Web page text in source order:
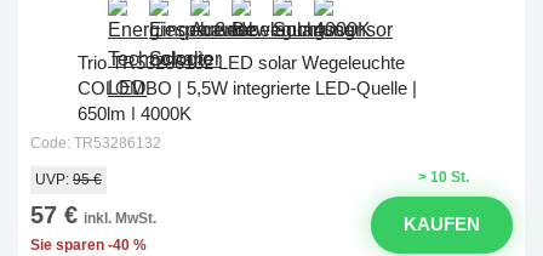
Trio TR53286132 LED solar Wegeleuchte
COLOMBO | 5,5W integrierte LED-Quelle |
650lm | 4000K
Code: TR53286132
> 10 St.
UVP: 95 €
57 € inkl. MwSt.
Sie sparen -40 %
KAUFEN